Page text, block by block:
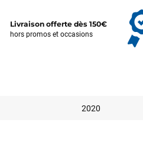
Livraison offerte dès 150€
hors promos et occasions
2020